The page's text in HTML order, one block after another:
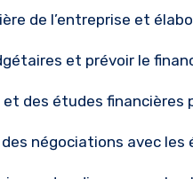
de l’entreprise et
et prévoir le
et des études
négociations avec